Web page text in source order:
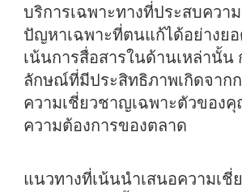
บริการเฉพาะทางที่ประสบควา
ปัญหาเฉพาะที่ตนแก้ได้อย่างยอ
เน้นการสื่อสารในด้านเหล่านั้น
ลักษณ์ที่มีประสิทธิภาพเกิดจาก
ความเชี่ยวชาญเฉพาะตัวของ
ความต้องการของตลาด
แนวทางที่เน้นนำเสนอความเชี่